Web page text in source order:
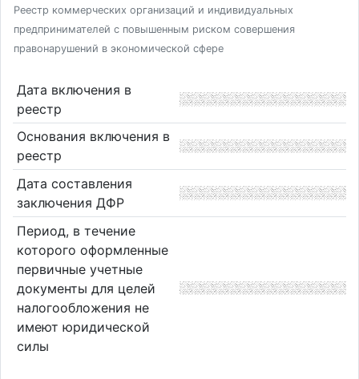
Реестр коммерческих организаций и индивидуальных
предпринимателей с повышенным риском совершения
правонарушений в экономической сфере
Дата включения в
реестр
Основания включения в
реестр
Дата составления
заключения ДФР
Период, в течение
которого оформленные
первичные учетные
документы для целей
налогообложения не
имеют юридической
силы